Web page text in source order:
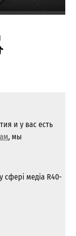
и у вас есть
, мы
сфері медіа R40-